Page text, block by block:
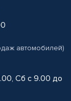
автомобилей)
Сб с 9.00 до